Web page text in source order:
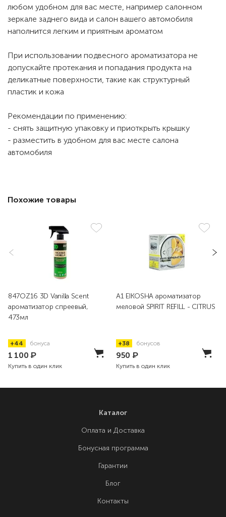
любом удобном для вас месте, например салонном
зеркале заднего вида и салон вашего автомобиля
наполнится легким и приятным ароматом
При использовании подвесного ароматизатора не
допускайте протекания и попадания продукта на
деликатные поверхности, такие как структурный
пластик и кожа
Рекомендации по применению:
- снять защитную упаковку и приоткрыть крышку
- разместить в удобном для вас месте салона
автомобиля
Похожие товары
847OZ16 3D Vanilla Scent
ароматизатор спреевый,
473мл
+44 бонуса
1 100₽
Купить в один клик
A1 EIKOSHA ароматизатор
меловой SPIRIT REFILL - CITRUS
+38 бонусов
950 ₽
Купить в один клик
Каталог
Оплата и Доставка
Бонусная программа
Гарантии
Блог
Контакты